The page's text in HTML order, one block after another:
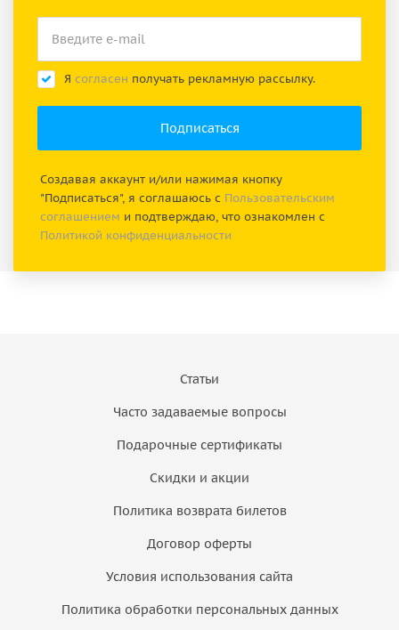
Я согласен получать рекламную рассылку.
Создавая аккаунт и/или нажимая кнопку
"Подписаться", я соглашаюсь с Пользовательским
соглашением и подтверждаю, что ознакомлен с
Политикой конфиденциальности
Статьи
Часто задаваемые вопросы
Подарочные сертификаты
Скидки и акции
Политика возврата билетов
Договор оферты
Условия использования сайта
Политика обработки персональных данных